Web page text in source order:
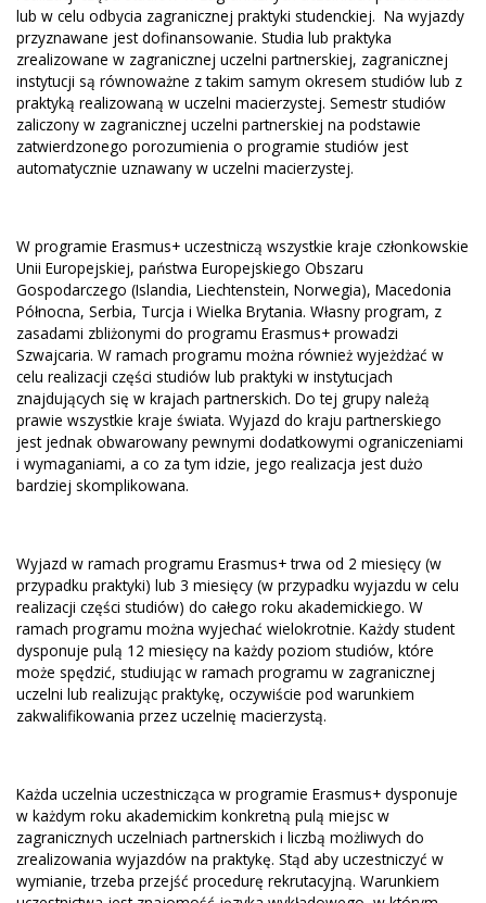
lub w celu odbycia zagranicznej praktyki studenckiej. Na wyjazdy
przyznawane jest dofinansowanie. Studia lub praktyka
zrealizowane w zagranicznej uczelni partnerskiej, zagranicznej
instytucji są równoważne z takim samym okresem studiów lub z
praktyką realizowaną w uczelni macierzystej. Semestr studiów
zaliczony w zagranicznej uczelni partnerskiej na podstawie
zatwierdzonego porozumienia o programie studiów jest
automatycznie uznawany w uczelni macierzystej.
W programie Erasmus+ uczestniczą wszystkie kraje członkowskie
Unii Europejskiej, państwa Europejskiego Obszaru
Gospodarczego (Islandia, Liechtenstein, Norwegia), Macedonia
Północna, Serbia, Turcja i Wielka Brytania. Własny program, z
zasadami zbliżonymi do programu Erasmus+ prowadzi
Szwajcaria. W ramach programu można również wyjeżdżać w
celu realizacji części studiów lub praktyki w instytucjach
znajdujących się w krajach partnerskich. Do tej grupy należą
prawie wszystkie kraje świata. Wyjazd do kraju partnerskiego
jest jednak obwarowany pewnymi dodatkowymi ograniczeniami
i wymaganiami, a co za tym idzie, jego realizacja jest dużo
bardziej skomplikowana.
Wyjazd w ramach programu Erasmus+ trwa od 2 miesięcy (w
przypadku praktyki) lub 3 miesięcy (w przypadku wyjazdu w celu
realizacji części studiów) do całego roku akademickiego. W
ramach programu można wyjechać wielokrotnie. Każdy student
dysponuje pulą 12 miesięcy na każdy poziom studiów, które
może spędzić, studiując w ramach programu w zagranicznej
uczelni lub realizując praktykę, oczywiście pod warunkiem
zakwalifikowania przez uczelnię macierzystą.
Każda uczelnia uczestnicząca w programie Erasmus+ dysponuje
w każdym roku akademickim konkretną pulą miejsc w
zagranicznych uczelniach partnerskich i liczbą możliwych do
zrealizowania wyjazdów na praktykę. Stąd aby uczestniczyć w
wymianie, trzeba przejść procedurę rekrutacyjną. Warunkiem